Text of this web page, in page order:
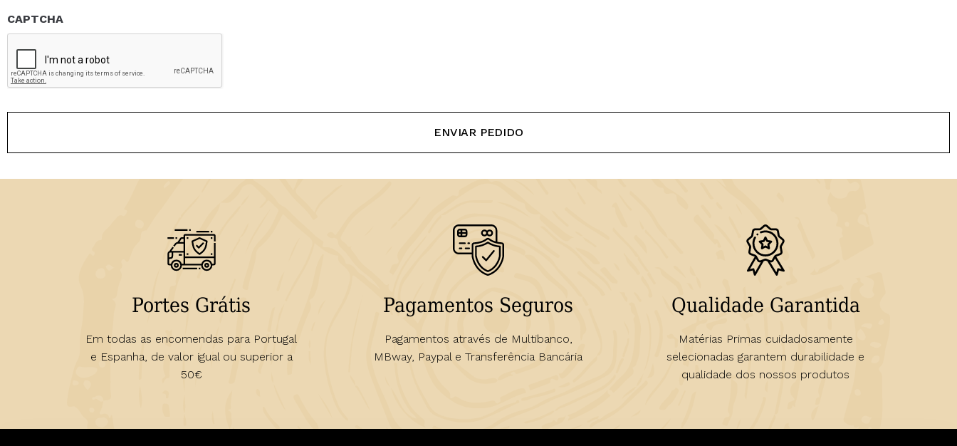
CAPTCHA
Portes Grátis
Em todas as encomendas para Portugal
e Espanha, de valor igual ou superior a
50€
Pagamentos Seguros
Pagamentos através de Multibanco,
MBway, Paypal e Transferência Bancária
Qualidade Garantida
Matérias Primas cuidadosamente
selecionadas garantem durabilidade e
qualidade dos nossos produtos